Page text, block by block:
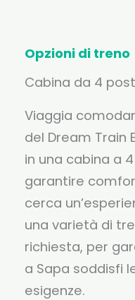
Opzioni di treno
Cabina da 4
Viaggia
del Dream Train
in una cabina a
garantire
cerca
una varietà di
richiesta, per
a Sapa soddisfi
esigenze.